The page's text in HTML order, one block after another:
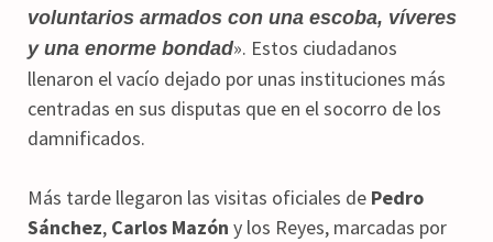
voluntarios armados con una escoba, víveres
y una enorme bondad». Estos ciudadanos
llenaron el vacío dejado por unas instituciones más
centradas en sus disputas que en el socorro de los
damnificados.
Más tarde llegaron las visitas oficiales de Pedro
Sánchez, Carlos Mazón y los Reyes, marcadas por